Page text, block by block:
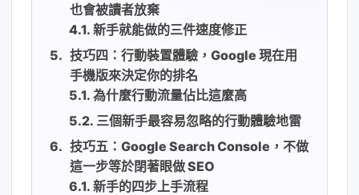
也會被讀者放棄
新手就能做的三件速度修正
技巧四：行動裝置體驗，Google 現在用
手機版來決定你的排名
為什麼行動流量佔比這麼高
三個新手最容易忽略的行動體驗地雷
技巧五：Google Search Console，不做
這一步等於閉著眼做 SEO
新手的四步上手流程